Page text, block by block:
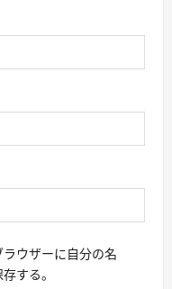
ウザーに自分の名
する。